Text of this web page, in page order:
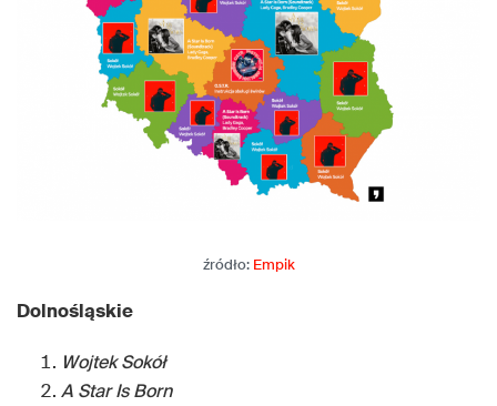
źródło: Empik
Dolnośląskie
Wojtek Sokół
A Star Is Born